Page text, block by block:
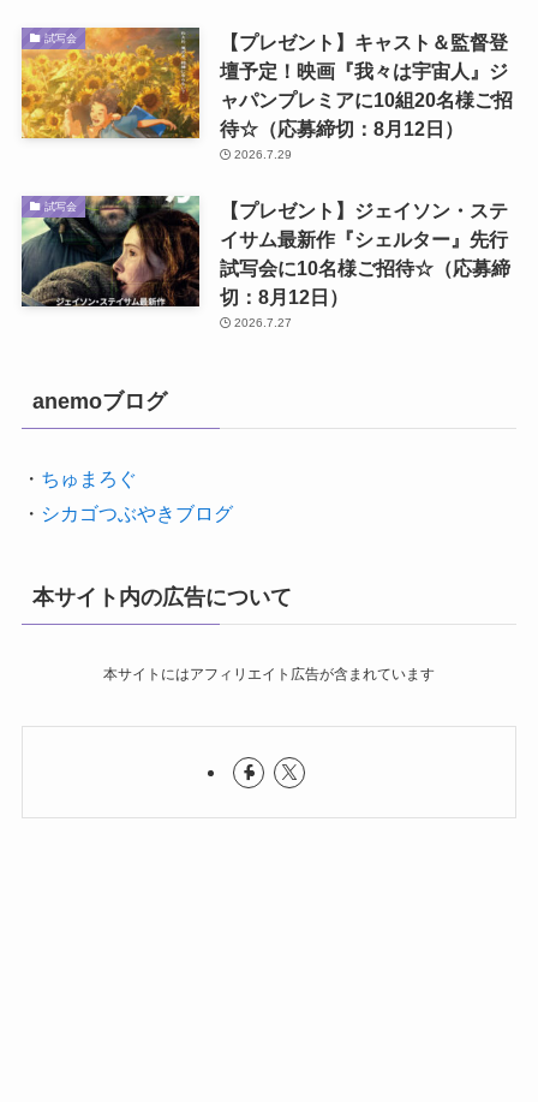
試写会
【プレゼント】キャスト＆監督登
壇予定！映画『我々は宇宙人』ジ
ャパンプレミアに10組20名様ご招
待☆（応募締切：8月12日）
2026.7.29
試写会
【プレゼント】ジェイソン・ステ
イサム最新作『シェルター』先行
試写会に10名様ご招待☆（応募締
切：8月12日）
2026.7.27
anemoブログ
・ ちゅまろぐ
・ シカゴつぶやきブログ
本サイト内の広告について
本サイトにはアフィリエイト広告が含まれています